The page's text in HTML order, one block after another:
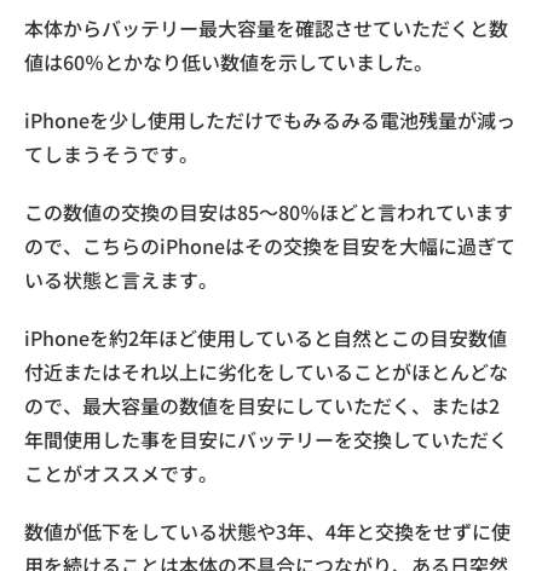
本体からバッテリー最大容量を確認させていただくと数
値は60％とかなり低い数値を示していました。
iPhoneを少し使用しただけでもみるみる電池残量が減っ
てしまうそうです。
この数値の交換の目安は85～80％ほどと言われています
ので、こちらのiPhoneはその交換を目安を大幅に過ぎて
いる状態と言えます。
iPhoneを約2年ほど使用していると自然とこの目安数値
付近またはそれ以上に劣化をしていることがほとんどな
ので、最大容量の数値を目安にしていただく、または2
年間使用した事を目安にバッテリーを交換していただく
ことがオススメです。
数値が低下をしている状態や3年、4年と交換をせずに使
用を続けることは本体の不具合につながり、ある日突然